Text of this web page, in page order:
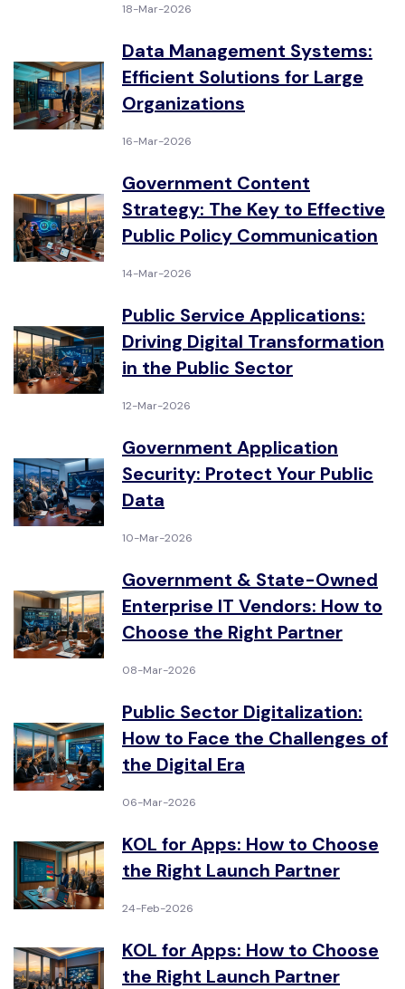
18-Mar-2026
Data Management Systems:
Efficient Solutions for Large
Organizations
16-Mar-2026
Government Content
Strategy: The Key to Effective
Public Policy Communication
14-Mar-2026
Public Service Applications:
Driving Digital Transformation
in the Public Sector
12-Mar-2026
Government Application
Security: Protect Your Public
Data
10-Mar-2026
Government & State-Owned
Enterprise IT Vendors: How to
Choose the Right Partner
08-Mar-2026
Public Sector Digitalization:
How to Face the Challenges of
the Digital Era
06-Mar-2026
KOL for Apps: How to Choose
the Right Launch Partner
24-Feb-2026
KOL for Apps: How to Choose
the Right Launch Partner